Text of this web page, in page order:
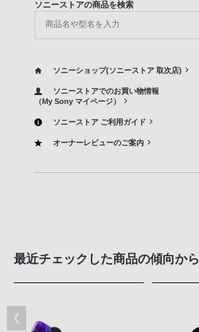
ソニーストアの商品を検索
ソニーショップ(ソニーストア 取次店)
ソニーストアでのお買い物情報
（My Sony マイページ）
ソニーストア ご利用ガイド
オーナーレビューのご案内
最近チェックした商品の傾向から